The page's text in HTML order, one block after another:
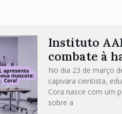
Instituto
combate à
No dia 23 de março
capivara cientista,
Cora nasce com um
sobre a